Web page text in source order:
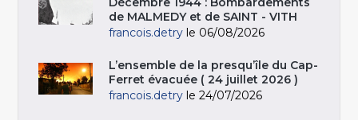
de MALMEDY et de SAINT - VITH
francois.detry le 06/08/2026
L’ensemble de la presqu’île du Cap-
Ferret évacuée ( 24 juillet 2026 )
francois.detry le 24/07/2026